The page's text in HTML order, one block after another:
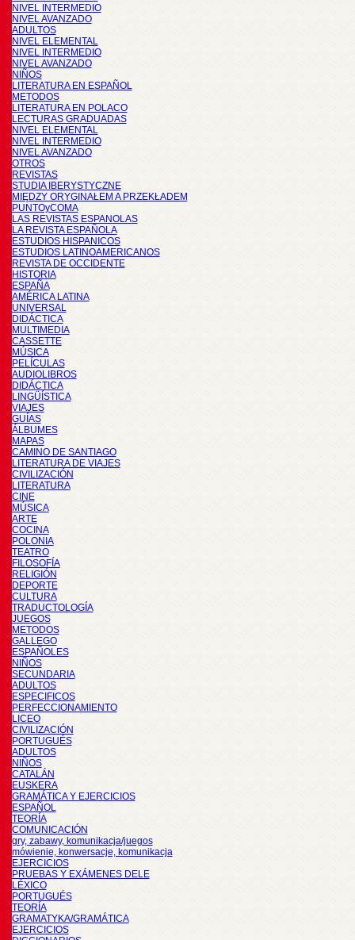
NIVEL INTERMEDIO
NIVEL AVANZADO
ADULTOS
NIVEL ELEMENTAL
NIVEL INTERMEDIO
NIVEL AVANZADO
NIÑOS
LITERATURA EN ESPAÑOL
METODOS
LITERATURA EN POLACO
LECTURAS GRADUADAS
NIVEL ELEMENTAL
NIVEL INTERMEDIO
NIVEL AVANZADO
OTROS
REVISTAS
STUDIA IBERYSTYCZNE
MIĘDZY ORYGINAŁEM A PRZEKŁADEM
PUNTOyCOMA
LAS REVISTAS ESPANOLAS
LA REVISTA ESPAÑOLA
ESTUDIOS HISPANICOS
ESTUDIOS LATINOAMERICANOS
REVISTA DE OCCIDENTE
HISTORIA
ESPAÑA
AMÉRICA LATINA
UNIVERSAL
DIDÁCTICA
MULTIMEDIA
CASSETTE
MÚSICA
PELÍCULAS
AUDIOLIBROS
DIDÁCTICA
LINGÜÍSTICA
VIAJES
GUÍAS
ÁLBUMES
MAPAS
CAMINO DE SANTIAGO
LITERATURA DE VIAJES
CIVILIZACIÓN
LITERATURA
CINE
MÚSICA
ARTE
COCINA
POLONIA
TEATRO
FILOSOFÍA
RELIGIÓN
DEPORTE
CULTURA
TRADUCTOLOGÍA
JUEGOS
METODOS
GALLEGO
ESPAÑOLES
NIÑOS
SECUNDARIA
ADULTOS
ESPECIFICOS
PERFECCIONAMIENTO
LICEO
CIVILIZACIÓN
PORTUGUÉS
ADULTOS
NIÑOS
CATALÁN
EUSKERA
GRAMÁTICA Y EJERCICIOS
ESPAÑOL
TEORÍA
COMUNICACIÓN
gry, zabawy, komunikacja/juegos
mówienie, konwersacje, komunikacja
EJERCICIOS
PRUEBAS Y EXÁMENES DELE
LÉXICO
PORTUGUÉS
TEORÍA
GRAMATYKA/GRAMÁTICA
EJERCICIOS